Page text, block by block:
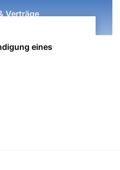
Verträge
eines